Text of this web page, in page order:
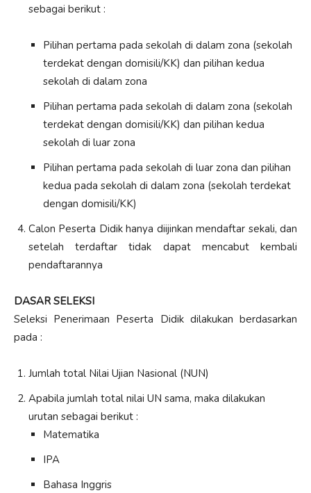
sebagai berikut :
Pilihan pertama pada sekolah di dalam zona (sekolah
terdekat dengan domisili/KK) dan pilihan kedua
sekolah di dalam zona
Pilihan pertama pada sekolah di dalam zona (sekolah
terdekat dengan domisili/KK) dan pilihan kedua
sekolah di luar zona
Pilihan pertama pada sekolah di luar zona dan pilihan
kedua pada sekolah di dalam zona (sekolah terdekat
dengan domisili/KK)
Calon Peserta Didik hanya diijinkan mendaftar sekali, dan
setelah terdaftar tidak dapat mencabut kembali
pendaftarannya
DASAR SELEKSI
Seleksi Penerimaan Peserta Didik dilakukan berdasarkan
pada :
Jumlah total Nilai Ujian Nasional (NUN)
Apabila jumlah total nilai UN sama, maka dilakukan
urutan sebagai berikut :
Matematika
IPA
Bahasa Inggris